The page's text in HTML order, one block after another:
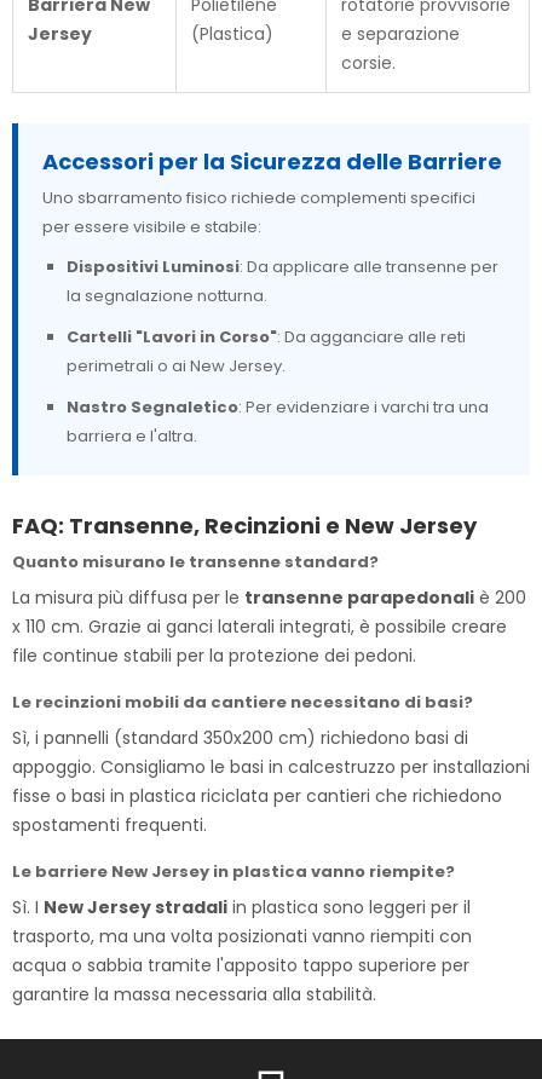
Jersey
(Plastica)
e separazione
corsie.
Accessori per la Sicurezza delle Barriere
Uno sbarramento fisico richiede complementi specifici
per essere visibile e stabile:
Dispositivi Luminosi: Da applicare alle transenne per
la segnalazione notturna.
Cartelli "Lavori in Corso": Da agganciare alle reti
perimetrali o ai New Jersey.
Nastro Segnaletico: Per evidenziare i varchi tra una
barriera e l'altra.
FAQ: Transenne, Recinzioni e New Jersey
Quanto misurano le transenne standard?
La misura più diffusa per le transenne parapedonali è 200
x 110 cm. Grazie ai ganci laterali integrati, è possibile creare
file continue stabili per la protezione dei pedoni.
Le recinzioni mobili da cantiere necessitano di basi?
Sì, i pannelli (standard 350x200 cm) richiedono basi di
appoggio. Consigliamo le basi in calcestruzzo per installazioni
fisse o basi in plastica riciclata per cantieri che richiedono
spostamenti frequenti.
Le barriere New Jersey in plastica vanno riempite?
Sì. I New Jersey stradali in plastica sono leggeri per il
trasporto, ma una volta posizionati vanno riempiti con
acqua o sabbia tramite l'apposito tappo superiore per
garantire la massa necessaria alla stabilità.